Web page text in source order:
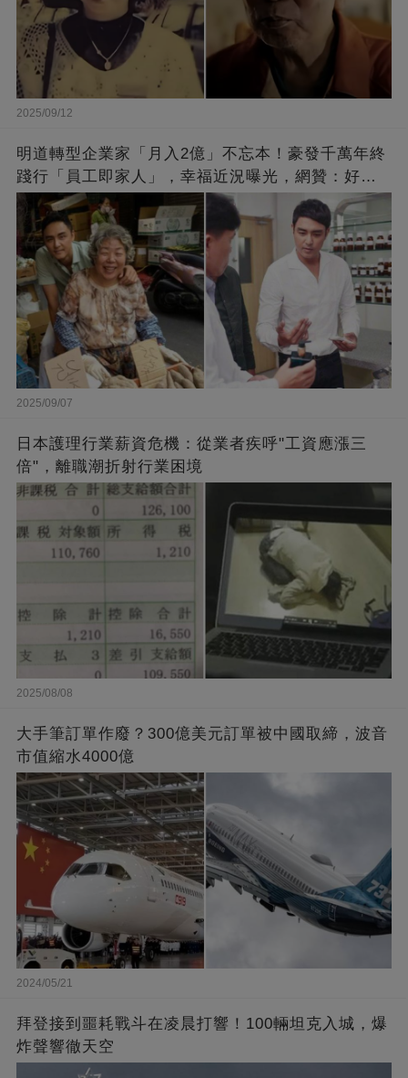
2025/09/12
明道轉型企業家「月入2億」不忘本！豪發千萬年終
踐行「員工即家人」，幸福近況曝光，網贊：好老
闆的福報
2025/09/07
日本護理行業薪資危機：從業者疾呼"工資應漲三
倍"，離職潮折射行業困境
2025/08/08
大手筆訂單作廢？300億美元訂單被中國取締，波音
市值縮水4000億
2024/05/21
拜登接到噩耗戰斗在凌晨打響！100輛坦克入城，爆
炸聲響徹天空